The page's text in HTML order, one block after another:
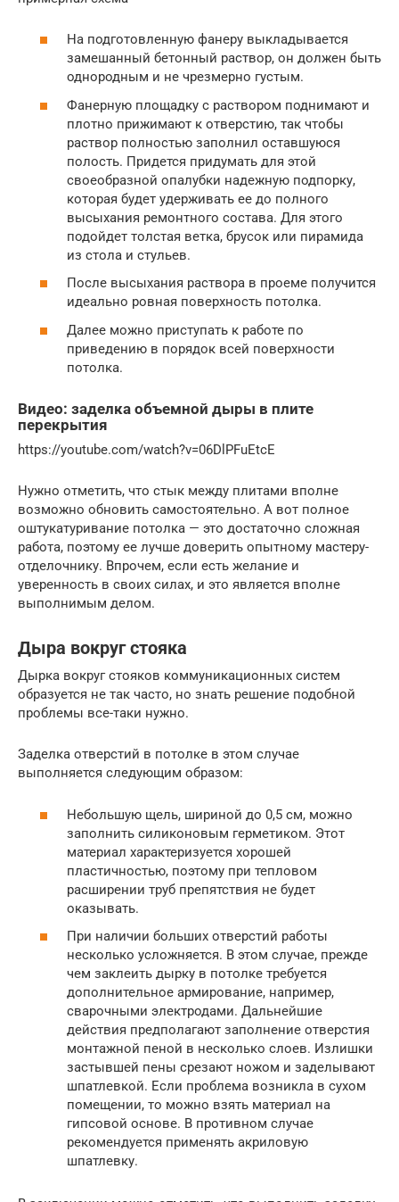
На подготовленную фанеру выкладывается
замешанный бетонный раствор, он должен быть
однородным и не чрезмерно густым.
Фанерную площадку с раствором поднимают и
плотно прижимают к отверстию, так чтобы
раствор полностью заполнил оставшуюся
полость. Придется придумать для этой
своеобразной опалубки надежную подпорку,
которая будет удерживать ее до полного
высыхания ремонтного состава. Для этого
подойдет толстая ветка, брусок или пирамида
из стола и стульев.
После высыхания раствора в проеме получится
идеально ровная поверхность потолка.
Далее можно приступать к работе по
приведению в порядок всей поверхности
потолка.
Видео: заделка объемной дыры в плите
перекрытия
https://youtube.com/watch?v=06DlPFuEtcE
Нужно отметить, что стык между плитами вполне
возможно обновить самостоятельно. А вот полное
оштукатуривание потолка — это достаточно сложная
работа, поэтому ее лучше доверить опытному мастеру-
отделочнику. Впрочем, если есть желание и
уверенность в своих силах, и это является вполне
выполнимым делом.
Дыра вокруг стояка
Дырка вокруг стояков коммуникационных систем
образуется не так часто, но знать решение подобной
проблемы все-таки нужно.
Заделка отверстий в потолке в этом случае
выполняется следующим образом:
Небольшую щель, шириной до 0,5 см, можно
заполнить силиконовым герметиком. Этот
материал характеризуется хорошей
пластичностью, поэтому при тепловом
расширении труб препятствия не будет
оказывать.
При наличии больших отверстий работы
несколько усложняется. В этом случае, прежде
чем заклеить дырку в потолке требуется
дополнительное армирование, например,
сварочными электродами. Дальнейшие
действия предполагают заполнение отверстия
монтажной пеной в несколько слоев. Излишки
застывшей пены срезают ножом и заделывают
шпатлевкой. Если проблема возникла в сухом
помещении, то можно взять материал на
гипсовой основе. В противном случае
рекомендуется применять акриловую
шпатлевку.